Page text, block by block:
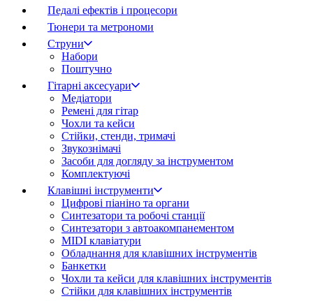
Педалі ефектів і процесори
Тюнери та метрономи
Струни
Набори
Поштучно
Гітарні аксесуари
Медіатори
Ремені для гітар
Чохли та кейси
Стійки, стенди, тримачі
Звукознімачі
Засоби для догляду за інструментом
Комплектуючі
Клавішні інструменти
Цифрові піаніно та органи
Синтезатори та робочі станції
Синтезатори з автоакомпанементом
MIDI клавіатури
Обладнання для клавішних інструментів
Банкетки
Чохли та кейси для клавішних інструментів
Стійки для клавішних інструментів